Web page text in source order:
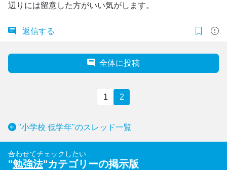
辺りには留意した方がいい気がします。
返信する
全体に投稿
1 2
"小学校 低学年"のスレッド一覧
合わせてチェックしたい
"勉強法"カテゴリーの掲示版